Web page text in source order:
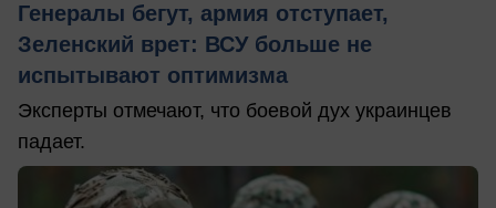
Генералы бегут, армия отступает,
Зеленский врет: ВСУ больше не
испытывают оптимизма
Эксперты отмечают, что боевой дух украинцев
падает.